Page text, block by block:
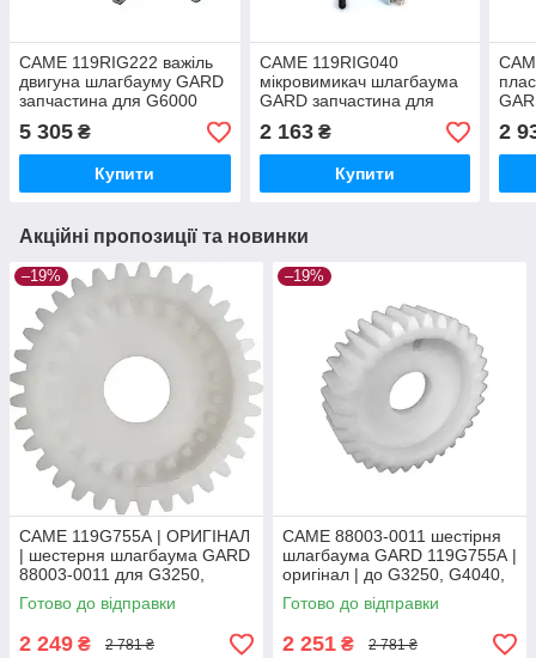
CAME 119RIG222 важіль
двигуна шлагбауму GARD
запчастина для G6000
G6500 G5000
5 305 ₴
Купити
CAME 119RIG040
мікровимикач шлагбаума
GARD запчастина для
G4000 G3250 G3750
2 163₴
Купити
2
Акційні пропозиції та новинки
–19%
CAME 119G755А | ОРИГІНАЛ
| шестерня шлагбаума GARD
88003-0011 для G3250,
G4040, G6500, G4000, G6000
Готово до відправки
2 249 ₴ 2 781 ₴
–19%
CAME 88003-0011 шестірня
шлагбаума GARD 119G755А |
оригінал | до G3250, G4040,
G6500, G4000, G6000
Готово до відправки
2 251 ₴ 2 781 ₴